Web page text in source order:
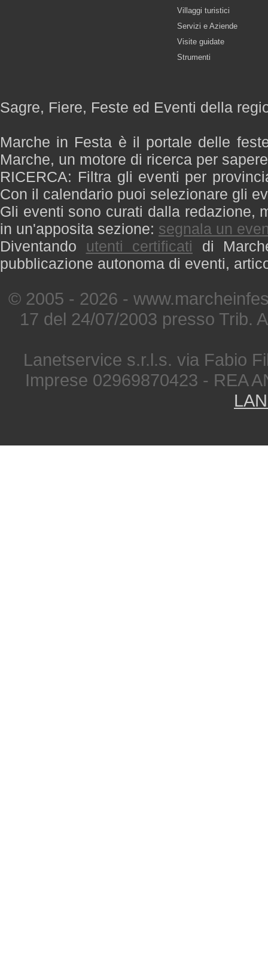
Villaggi turistici
Servizi e Aziende
Visite guidate
Strumenti
Sagre, Fiere, Feste ed Eventi della
Marche in Festa è il portale delle
Marche, un motore di ricerca per
RICERCA: Filtra gli eventi per
Con il calendario puoi selezionare gli
Gli eventi sono curati dalla redazione,
in un'apposita sezione: segnala un
Diventando utenti certificati di
pubblicazione autonoma di eventi,
© 2005 - 2026 -
17 del 24/07/2003 presso Trib.
Lanetservice s.r.l.s. via Fabio
Imprese 02969870423 - REA